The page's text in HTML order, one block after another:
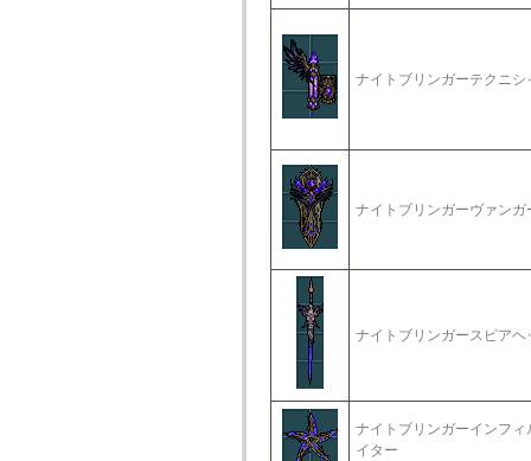
ナイトブリンガーテクニシ
ナイトブリンガーヴァンガ
ナイトブリンガースピアヘ
ナイトブリンガーインフィ
イター